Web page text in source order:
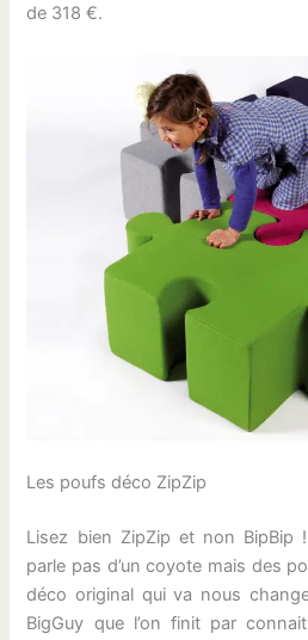
de 318 €.
Les poufs déco ZipZip
Lisez bien ZipZip et non BipBip
parle pas d’un coyote mais des
déco original qui va nous
BigGuy que l’on finit par